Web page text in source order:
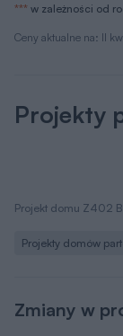
Ceny aktualne na: II
*** w zależności od
Projekty
Projekt domu Z402
Projekty domów
Zmiany w